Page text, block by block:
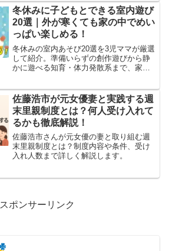
丁寧にやさしく解説します。
冬休みに子どもとできる室内遊び
20選｜外が寒くても家の中でめい
っぱい楽しめる！
冬休みの室内あそび20選を3児ママが厳選
して紹介。準備いらずの創作遊びから静
かに遊べる知育・体力発散系まで、家の
佐藤浩市が元女優妻と実践する週
末里親制度とは？何人受け入れて
るかも徹底解説！
佐藤浩市さんが元女優の妻と取り組む週
末里親制度とは？制度内容や条件、受け
入れ人数まで詳しく解説します。
スポンサーリンク